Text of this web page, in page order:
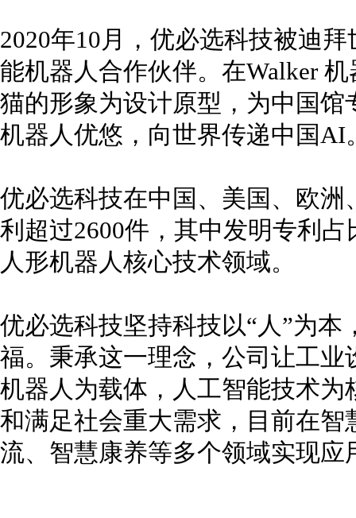
2020年10月，优必选科技被迪
能机器人合作伙伴。在Walker
猫的形象为设计原型，为中国馆
机器人优悠，向世界传递中国AI
优必选科技在中国、美国、欧
利超过2600件，其中发明专利
人形机器人核心技术领域。
优必选科技坚持科技以“人”为
福。秉承这一理念，公司让工
机器人为载体，人工智能技术
和满足社会重大需求，目前在
流、智慧康养等多个领域实现应